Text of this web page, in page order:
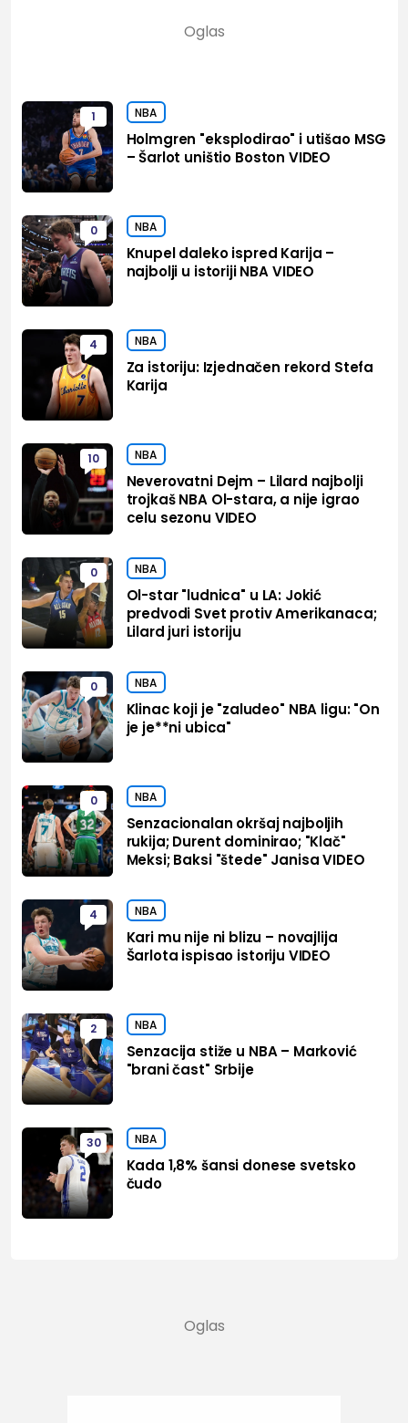
1 NBA
Holmgren "eksplodirao" i utišao MSG
– Šarlot uništio Boston VIDEO
0 NBA
Knupel daleko ispred Karija –
najbolji u istoriji NBA VIDEO
4 NBA
Za istoriju: Izjednačen rekord Stefa
Karija
10 NBA
Neverovatni Dejm – Lilard najbolji
trojkaš NBA Ol-stara, a nije igrao
celu sezonu VIDEO
0 NBA
Ol-star "ludnica" u LA: Jokić
predvodi Svet protiv Amerikanaca;
Lilard juri istoriju
0 NBA
Klinac koji je "zaludeo" NBA ligu: "On
je je**ni ubica"
0 NBA
Senzacionalan okršaj najboljih
rukija; Durent dominirao; "Klač"
Meksi; Baksi "štede" Janisa VIDEO
4 NBA
Kari mu nije ni blizu – novajlija
Šarlota ispisao istoriju VIDEO
2 NBA
Senzacija stiže u NBA – Marković
"brani čast" Srbije
30 NBA
Kada 1,8% šansi donese svetsko
čudo